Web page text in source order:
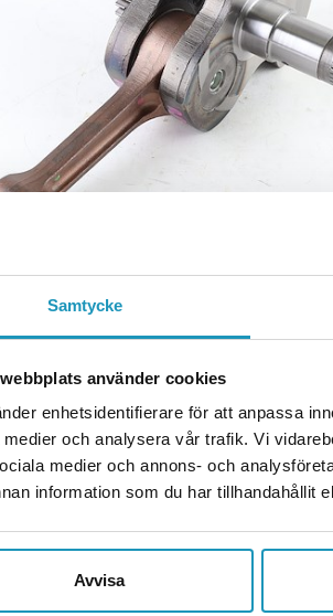
Samtycke
använder cookies
enhetsidentifierare för att anpassa
och analysera vår trafik. Vi
medier och annons- och
information som du har tillhandahållit
Avvisa